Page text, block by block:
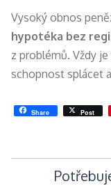
Vysoký obnos
hypotéka bez
z problémů. Vždy
schopnost splácet
Share Post